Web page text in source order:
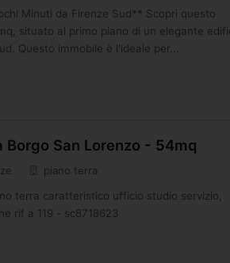
Minuti da Firenze Sud** Scopri questo
situato al primo piano di un elegante
Questo immobile è l'ideale per...
San Lorenzo - 54mq
piano terra
terra caratteristico ufficio studio servizio,
rif a 119 - sc8718623